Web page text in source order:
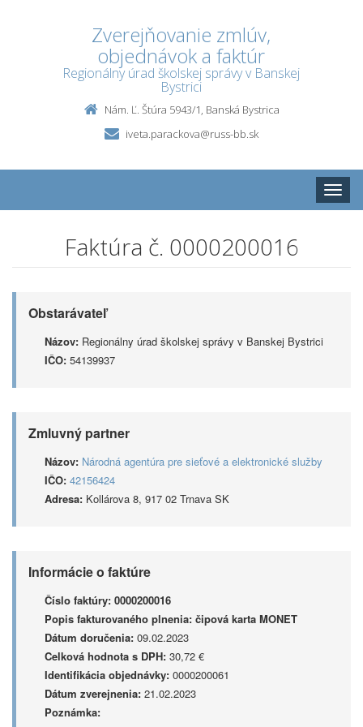
Zverejňovanie zmlúv,
objednávok a faktúr
Regionálny úrad školskej správy v Banskej
Bystrici
Nám. Ľ. Štúra 5943/1, Banská Bystrica
iveta.parackova@russ-bb.sk
Toggle
Faktúra č. 0000200016
Obstarávateľ
Názov: Regionálny úrad školskej správy v Banskej Bystrici
IČO: 54139937
Zmluvný partner
Názov: Národná agentúra pre sieťové a elektronické služby
IČO: 42156424
Adresa: Kollárova 8, 917 02 Trnava SK
Informácie o faktúre
Číslo faktúry: 0000200016
Popis fakturovaného plnenia: čipová karta MONET
Dátum doručenia: 09.02.2023
Celková hodnota s DPH: 30,72 €
Identifikácia objednávky: 0000200061
Dátum zverejnenia: 21.02.2023
Poznámka: